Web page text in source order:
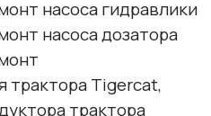
насоса гидравлики
насоса дозатора
трактора Tigercat,
трактора